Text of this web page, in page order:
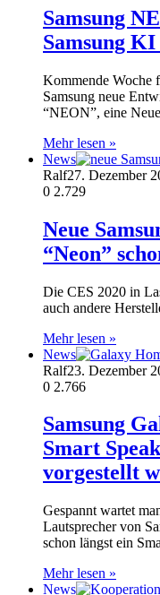
Samsung
Samsung
Kommende Woche
Samsung neue
“NEON”, eine
Mehr lesen »
News
Ralf27. Dezember
0 2.729
Neue
“Neon”
Die CES 2020 in
auch andere
Mehr lesen »
News
Ralf23. Dezember
0 2.766
Samsung
Smart
vorgestellt
Gespannt wartet
Lautsprecher von
schon längst ein
Mehr lesen »
News